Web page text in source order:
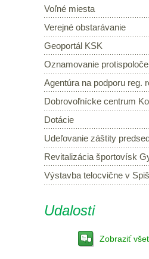
Voľné miesta
Verejné obstarávanie
Geoportál KSK
Oznamovanie
Agentúra na podporu reg.
Dobrovoľnícke centrum
Dotácie
Udeľovanie záštity
Revitalizácia športovísk
Výstavba telocvične v
Udalosti
Zobraziť